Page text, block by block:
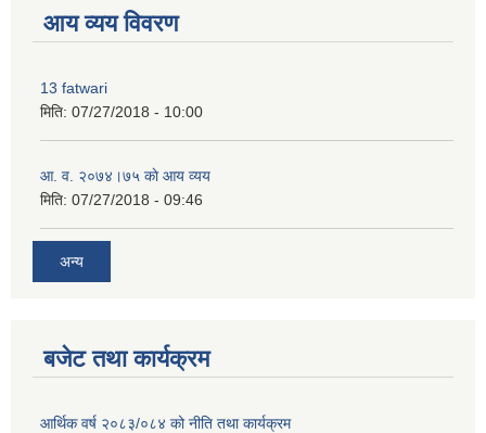
आय व्यय विवरण
13 fatwari
मिति: 07/27/2018 - 10:00
आ‍. व. २०७४।७५ काे आय व्यय
मिति: 07/27/2018 - 09:46
अन्य
बजेट तथा कार्यक्रम
आर्थिक वर्ष २०८३/०८४ को नीति तथा कार्यक्रम